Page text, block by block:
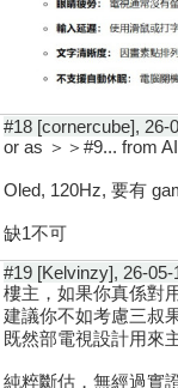
#18 [cornercube], 26-
or as ＞＞#9... from
Oled, 120Hz, 要有
缺1不可
#19 [Kelvinzy], 26-05-
樓主，如果你真係對
建議你不如考慮三叔
既然部電視設計用來
純粹斷估，無經過實